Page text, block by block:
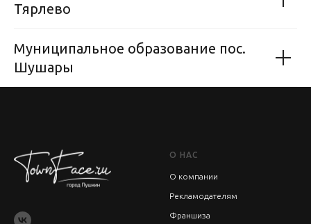
Тярлево
Муниципальное образование пос.
Шушары
О НАС
О компании
Рекламодателям
Франшиза